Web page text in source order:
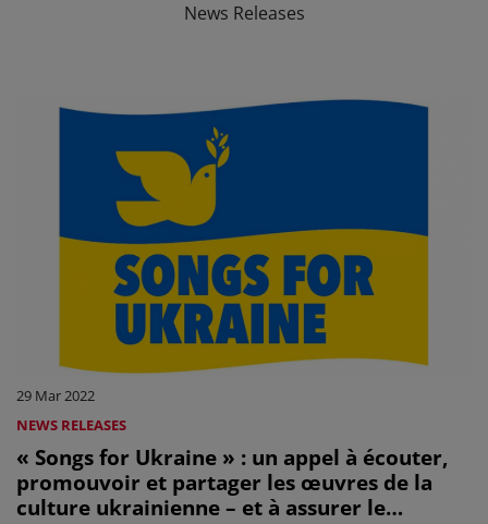
News Releases
29 Mar 2022
NEWS RELEASES
« Songs for Ukraine » : un appel à écouter,
promouvoir et partager les œuvres de la
culture ukrainienne – et à assurer le